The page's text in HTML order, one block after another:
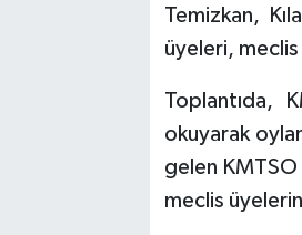
Temizkan,
üyeleri, meclis
Toplantıda,
okuyarak
gelen KMTSO
meclis